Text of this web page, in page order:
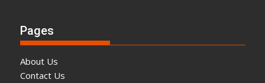
Pages
About Us
Contact Us